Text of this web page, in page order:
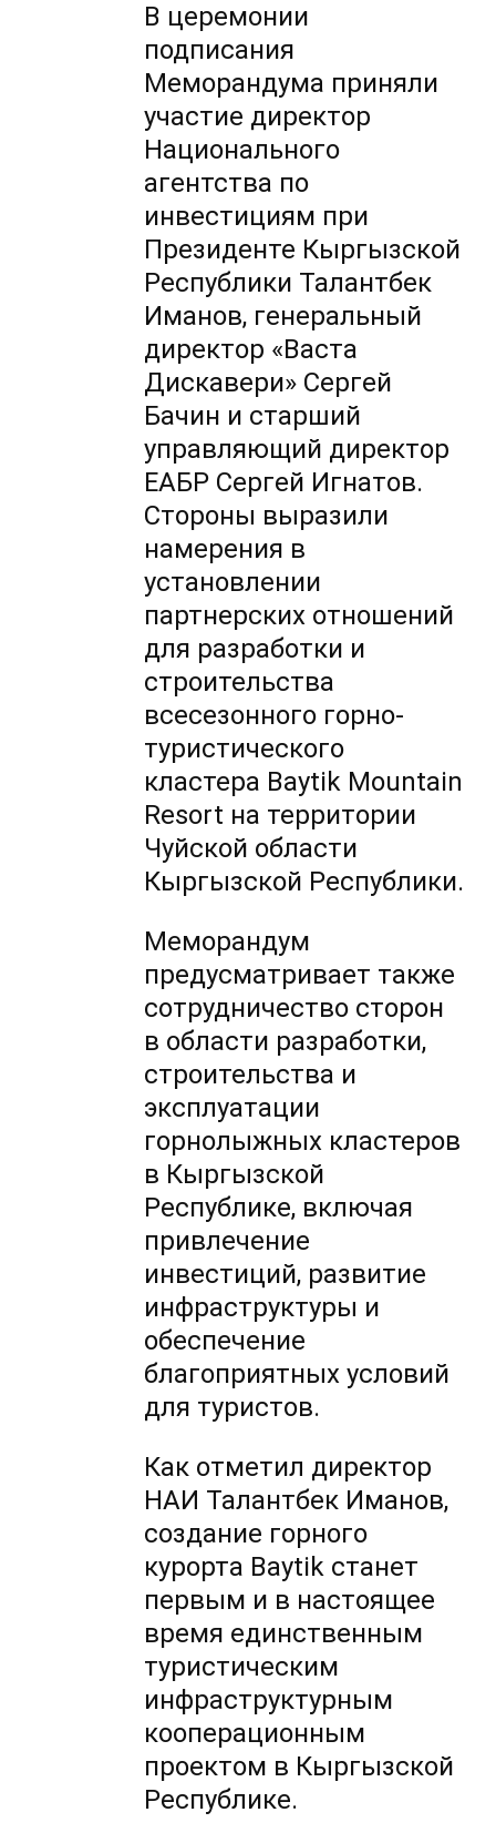
В церемонии
подписания
Меморандума приняли
участие директор
Национального
агентства по
инвестициям при
Президенте Кыргызской
Республики Талантбек
Иманов, генеральный
директор «Васта
Дискавери» Сергей
Бачин и старший
управляющий директор
ЕАБР Сергей Игнатов.
Стороны выразили
намерения в
установлении
партнерских отношений
для разработки и
строительства
всесезонного горно-
туристического
кластера Baytik Mountain
Resort на территории
Чуйской области
Кыргызской Республики.
Меморандум
предусматривает также
сотрудничество сторон
в области разработки,
строительства и
эксплуатации
горнолыжных кластеров
в Кыргызской
Республике, включая
привлечение
инвестиций, развитие
инфраструктуры и
обеспечение
благоприятных условий
для туристов.
Как отметил директор
НАИ Талантбек Иманов,
создание горного
курорта Baytik станет
первым и в настоящее
время единственным
туристическим
инфраструктурным
кооперационным
проектом в Кыргызской
Республике.